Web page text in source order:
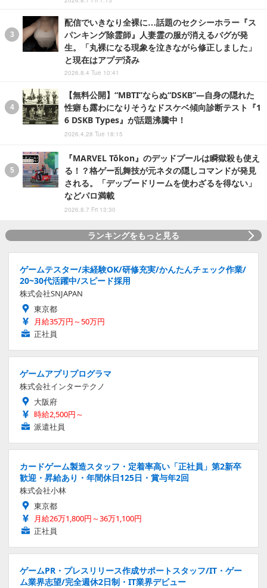
配信でいきなり全裸に…話題のセクシーホラー『ス
パンキング除霊師』人妻霊の服が消えるバグが発
生。「丸裸になる現象を泣きながら修正しました」
と現在はアプデ済み
2026.8.4 Tue 10:41
【無料公開】“MBTI”ならぬ“DSKB”―自身の隠れた
性癖も露わになりそうなドスケベ傾向診断テスト『1
6 DSKB Types』が話題沸騰中！
2026.4.28 Tue 18:15
『MARVEL Tōkon』のデッドプールは瞬獄殺も使え
る！？格ゲー乱舞技が元ネタの隠しコマンドが発見
される。「デップードリームを使わざるを得ない」
などパロ満載
2026.8.7 Fri 13:30
ランキングをもっと見る
ゲームテスター/未経験OK/研修充実/かんたんチェック作業/
20~30代活躍中/スピード採用
株式会社SNJAPAN
東京都
月給35万円～50万円
正社員
ゲームアプリプログラマ
株式会社インターテクノ
大阪府
時給2,500円～
派遣社員
カードゲーム製造スタッフ・定着率高い「正社員」第2新卒
歓迎・昇給あり・年間休日125日・賞与年2回
株式会社小林
東京都
月給26万1,800円～36万1,100円
正社員
ゲームPR・プレスリリース作成サポートスタッフ/IT・ゲー
ム業界志望/完全週休2日制・IT業界デビュー